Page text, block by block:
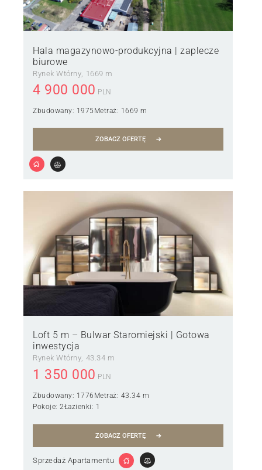
Hala magazynowo-produkcyjna | zaplecze
biurowe
Rynek Wtórny 1669 m
4 900 000 PLN
Zbudowany: 1975 Metraż: 1669 m
ZOBACZ OFERTĘ
Loft 5 m – Bulwar Staromiejski | Gotowa
inwestycja
Rynek Wtórny 43.34 m
1 350 000 PLN
Zbudowany: 1776 Metraż: 43.34 m
Pokoje: 2Łazienki: 1
ZOBACZ OFERTĘ
Sprzedaż Apartamentu